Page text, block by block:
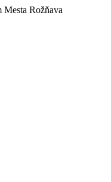
Rožňava